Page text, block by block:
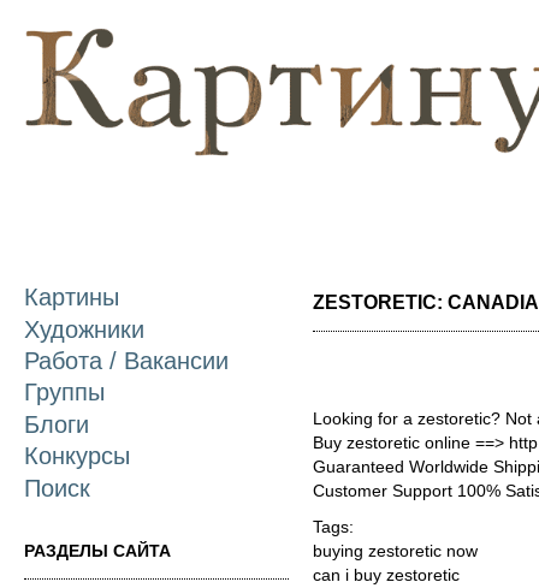
Картины
Художники
Работа / Вакансии
Группы
Блоги
Конкурсы
Поиск
РАЗДЕЛЫ САЙТА
ZESTORETIC:
Looking for a zestoretic?
Buy zestoretic online ==>
Guaranteed Worldwide
Customer Support 100%
Tags:
buying zestoretic now
can i buy zestoretic